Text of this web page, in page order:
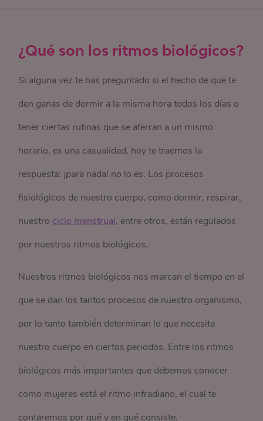
¿Qué son los ritmos biológicos?
Si alguna vez te has preguntado si el hecho de que te
den ganas de dormir a la misma hora todos los días o
tener ciertas rutinas que se aferran a un mismo
horario, es una casualidad, hoy te traemos la
respuesta: ¡para nada! no lo es. Los procesos
fisiológicos de nuestro cuerpo, como dormir, respirar,
nuestro ciclo menstrual, entre otros, están regulados
por nuestros ritmos biológicos.
Nuestros ritmos biológicos nos marcan el tiempo en el
que se dan los tantos procesos de nuestro organismo,
por lo tanto también determinan lo que necesita
nuestro cuerpo en ciertos periodos. Entre los ritmos
biológicos más importantes que debemos conocer
como mujeres está el ritmo infradiano, el cual te
contaremos por qué y en qué consiste.